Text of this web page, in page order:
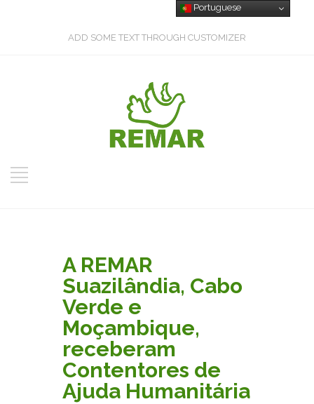
ADD SOME TEXT THROUGH CUSTOMIZER
A REMAR
Suazilândia, Cabo
Verde e
Moçambique,
receberam
Contentores de
Ajuda Humanitária
Portuguese